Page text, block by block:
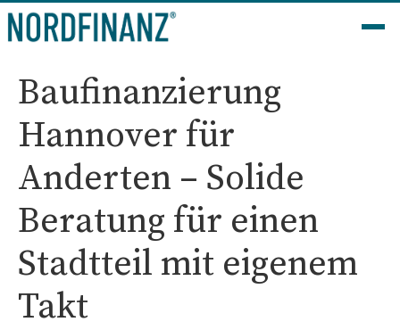
Baufinanzierung
Hannover für
Anderten – Solide
Beratung für einen
Stadtteil mit eigenem
Takt